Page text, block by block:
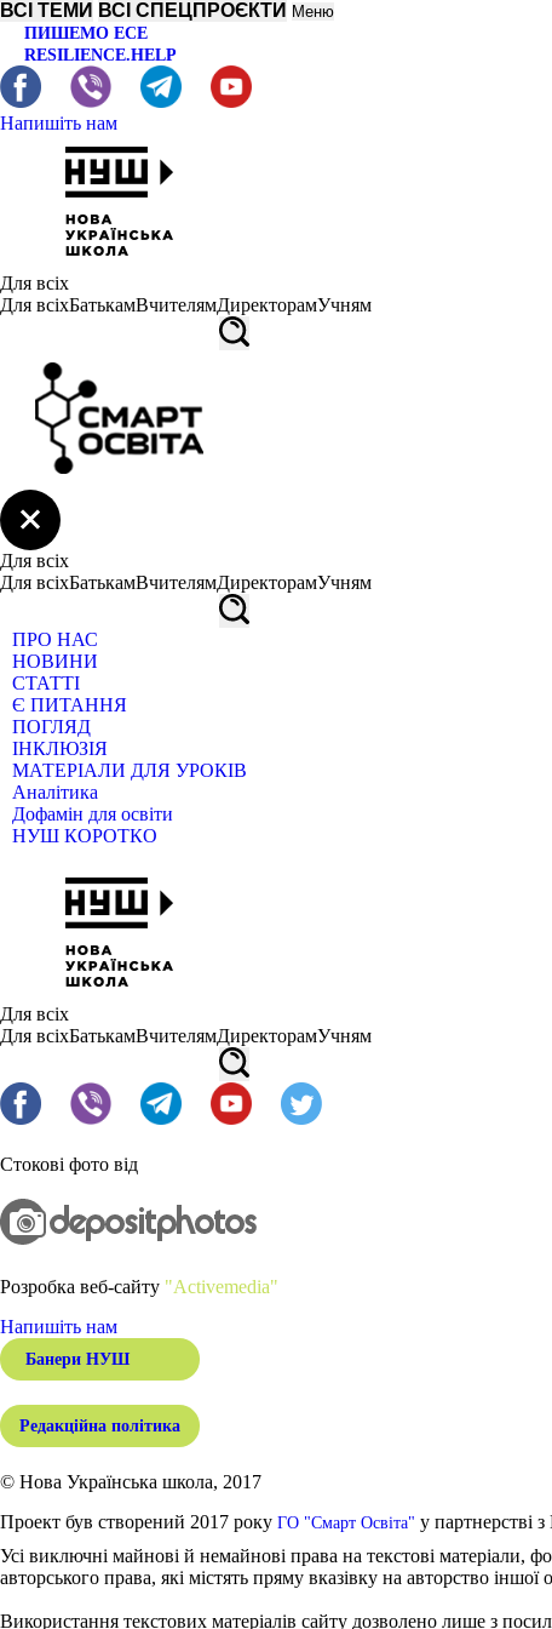
ВСІ ТЕМИ ВСІ СПЕЦПРОЄКТИ Меню
ПИШЕМО ЕСЕ
RESILIENCE.HELP
Напишіть нам
Для всіх
Для всіхБатькамВчителямДиректорамУчням
Для всіх
Для всіхБатькамВчителямДиректорамУчням
ПРО НАС
НОВИНИ
СТАТТІ
Є ПИТАННЯ
ПОГЛЯД
ІНКЛЮЗІЯ
МАТЕРІАЛИ ДЛЯ УРОКІВ
Аналітика
Дофамін для освіти
НУШ КОРОТКО
Для всіх
Для всіхБатькамВчителямДиректорамУчням
Стокові фото від
Розробка веб-сайту "Activemedia"
Напишіть нам
Банери НУШ
Редакційна політика
© Нова Українська школа, 2017
Проект був створений 2017 року ГО "Смарт Освіта" у партнерстві
Усі виключні майнові й немайнові права на текстові матеріали,
авторського права, які містять пряму вказівку на авторство іншої
Використання текстових матеріалів сайту дозволено лише з